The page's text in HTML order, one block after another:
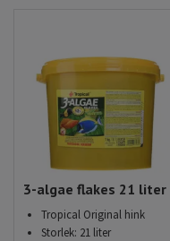
3-algae flakes 21 liter
Tropical Original hink
Storlek: 21 liter